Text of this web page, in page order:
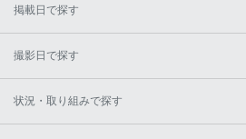
掲載日で探す
撮影日で探す
状況・取り組みで探す